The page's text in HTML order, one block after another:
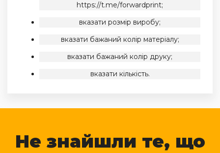
https://t.me/forwardprint;
вказати розмір виробу;
вказати бажаний колір матеріалу;
вказати бажаний колір друку;
вказати кількість.
Не знайшли те, що